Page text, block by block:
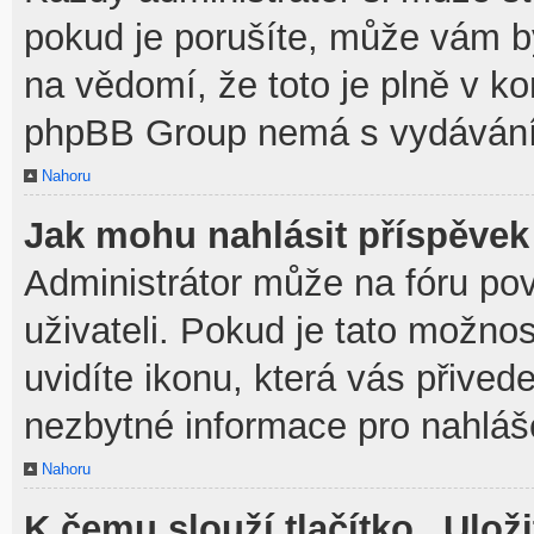
pokud je porušíte, může vám
na vědomí, že toto je plně v
phpBB Group nemá s
Nahoru
Jak mohu nahlásit
Administrátor může na fóru
uživateli. Pokud je tato
uvidíte ikonu, která vás
nezbytné informace pro
Nahoru